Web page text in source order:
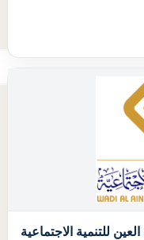
للتنمية الاجتماعية